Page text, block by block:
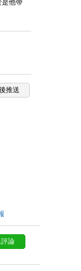
推送
論